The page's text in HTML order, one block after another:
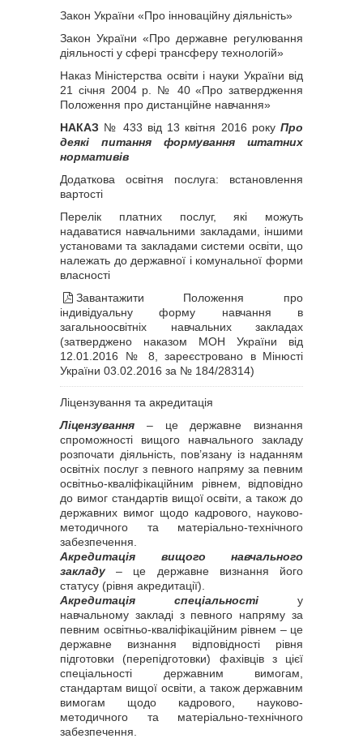
Закон України «Про інноваційну діяльність»
Закон України «Про державне регулювання
діяльності у сфері трансферу технологій»
Наказ Міністерства освіти і науки України від
21 січня 2004 р. № 40 «Про затвердження
Положення про дистанційне навчання»
НАКАЗ № 433 від 13 квітня 2016 року Про
деякі питання формування штатних
нормативів
Додаткова освітня послуга: встановлення
вартості
Перелік платних послуг, які можуть
надаватися навчальними закладами, іншими
установами та закладами системи освіти, що
належать до державної і комунальної форми
власності
Завантажити Положення про
індивідуальну форму навчання в
загальноосвітніх навчальних закладах
(затверджено наказом МОН України від
12.01.2016 № 8, зареєстровано в Мінюсті
України 03.02.2016 за № 184/28314)
Ліцензування та акредитація
Ліцензування – це державне визнання
спроможності вищого навчального закладу
розпочати діяльність, пов’язану із наданням
освітніх послуг з певного напряму за певним
освітньо-кваліфікаційним рівнем, відповідно
до вимог стандартів вищої освіти, а також до
державних вимог щодо кадрового, науково-
методичного та матеріально-технічного
забезпечення.
Акредитація вищого навчального
закладу – це державне визнання його
статусу (рівня акредитації).
Акредитація спеціальності у
навчальному закладі з певного напряму за
певним освітньо-кваліфікаційним рівнем – це
державне визнання відповідності рівня
підготовки (перепідготовки) фахівців з цієї
спеціальності державним вимогам,
стандартам вищої освіти, а також державним
вимогам щодо кадрового, науково-
методичного та матеріально-технічного
забезпечення.